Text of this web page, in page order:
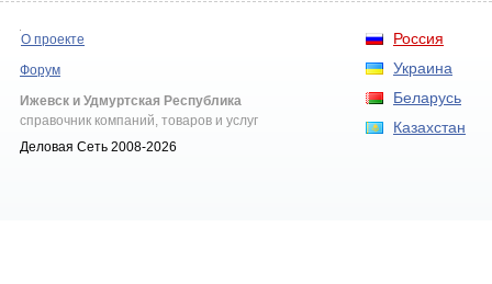
Россия
Украина
Беларусь
Казахстан
О проекте
Форум
Ижевск и Удмуртская Республика
справочник компаний, товаров и услуг
Деловая Сеть 2008-2026